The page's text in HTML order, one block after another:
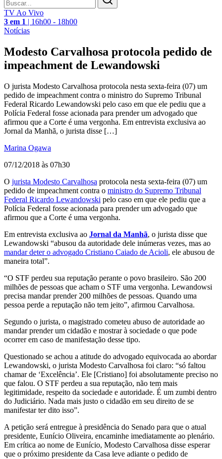
TV Ao Vivo
3 em 1 | 16h00 - 18h00
Notícias
Modesto Carvalhosa protocola pedido de
impeachment de Lewandowski
O jurista Modesto Carvalhosa protocola nesta sexta-feira (07) um
pedido de impeachment contra o ministro do Supremo Tribunal
Federal Ricardo Lewandowski pelo caso em que ele pediu que a
Polícia Federal fosse acionada para prender um advogado que
afirmou que a Corte é uma vergonha. Em entrevista exclusiva ao
Jornal da Manhã, o jurista disse […]
Marina Ogawa
07/12/2018 às 07h30
O jurista Modesto Carvalhosa protocola nesta sexta-feira (07) um
pedido de impeachment contra o ministro do Supremo Tribunal
Federal Ricardo Lewandowski pelo caso em que ele pediu que a
Polícia Federal fosse acionada para prender um advogado que
afirmou que a Corte é uma vergonha.
Em entrevista exclusiva ao Jornal da Manhã, o jurista disse que
Lewandowski “abusou da autoridade dele inúmeras vezes, mas ao
mandar deter o advogado Cristiano Caiado de Acioli, ele abusou de
maneira total”.
“O STF perdeu sua reputação perante o povo brasileiro. São 200
milhões de pessoas que acham o STF uma vergonha. Lewandowsi
precisa mandar prender 200 milhões de pessoas. Quando uma
pessoa perde a reputação não tem jeito”, afirmou Carvalhosa.
Segundo o jurista, o magistrado cometeu abuso de autoridade ao
mandar prender um cidadão e mostrar à sociedade o que pode
ocorrer em caso de manifestação desse tipo.
Questionado se achou a atitude do advogado equivocada ao abordar
Lewandowski, o jurista Modesto Carvalhosa foi claro: “só faltou
chamar de ‘Excelência’. Ele [Cristiano] foi absolutamente preciso no
que falou. O STF perdeu a sua reputação, não tem mais
legitimidade, respeito da sociedade e autoridade. É um zumbi dentro
do Judiciário. Nada mais justo o cidadão em seu direito de se
manifestar ter dito isso”.
A petição será entregue à presidência do Senado para que o atual
presidente, Eunício Oliveira, encaminhe imediatamente ao plenário.
Em crítica ao nome de Eunício, Modesto Carvalhosa disse esperar
que o próximo presidente da Casa leve adiante o pedido de